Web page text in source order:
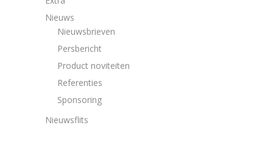
Nieuws
Nieuwsbrieven
Persbericht
Product noviteiten
Referenties
Sponsoring
Nieuwsflits